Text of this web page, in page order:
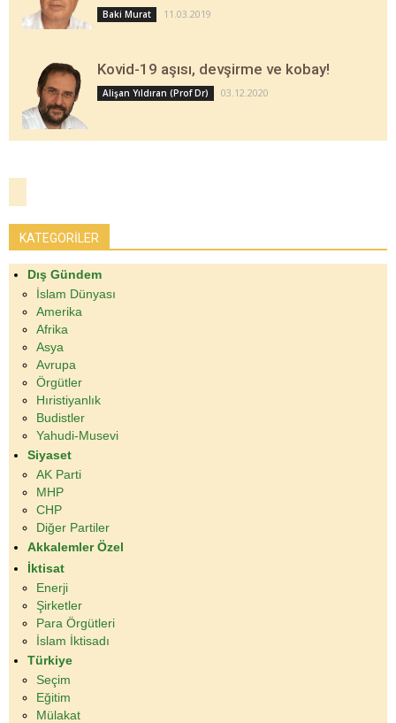
Baki Murat 11.03.2019
Kovid-19 aşısı, devşirme ve kobay!
Alişan Yıldıran (Prof Dr) 03.12.2020
KATEGORİLER
Dış Gündem
İslam Dünyası
Amerika
Afrika
Asya
Avrupa
Örgütler
Hıristiyanlık
Budistler
Yahudi-Musevi
Siyaset
AK Parti
MHP
CHP
Diğer Partiler
Akkalemler Özel
İktisat
Enerji
Şirketler
Para Örgütleri
İslam İktisadı
Türkiye
Seçim
Eğitim
Mülakat